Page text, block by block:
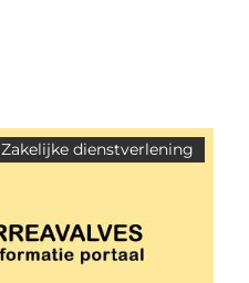
Zakelijke dienstverlening